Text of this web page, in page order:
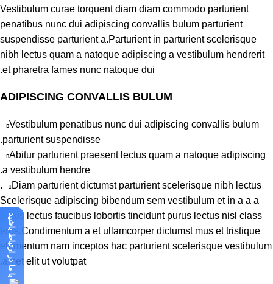
Vestibulum curae torquent diam diam commodo parturient
penatibus nunc dui adipiscing convallis bulum parturient
suspendisse parturient a.Parturient in parturient scelerisque
nibh lectus quam a natoque adipiscing a vestibulum hendrerit
et pharetra fames nunc natoque dui.
ADIPISCING CONVALLIS BULUM
Vestibulum penatibus nunc dui adipiscing convallis bulum
parturient suspendisse.
Abitur parturient praesent lectus quam a natoque adipiscing
a vestibulum hendre.
Diam parturient dictumst parturient scelerisque nibh lectus.
Scelerisque adipiscing bibendum sem vestibulum et in a a a
purus lectus faucibus lobortis tincidunt purus lectus nisl class
eros.Condimentum a et ullamcorper dictumst mus et tristique
elementum nam inceptos hac parturient scelerisque vestibulum
amet elit ut volutpat.
با ما در ارتباط باشید